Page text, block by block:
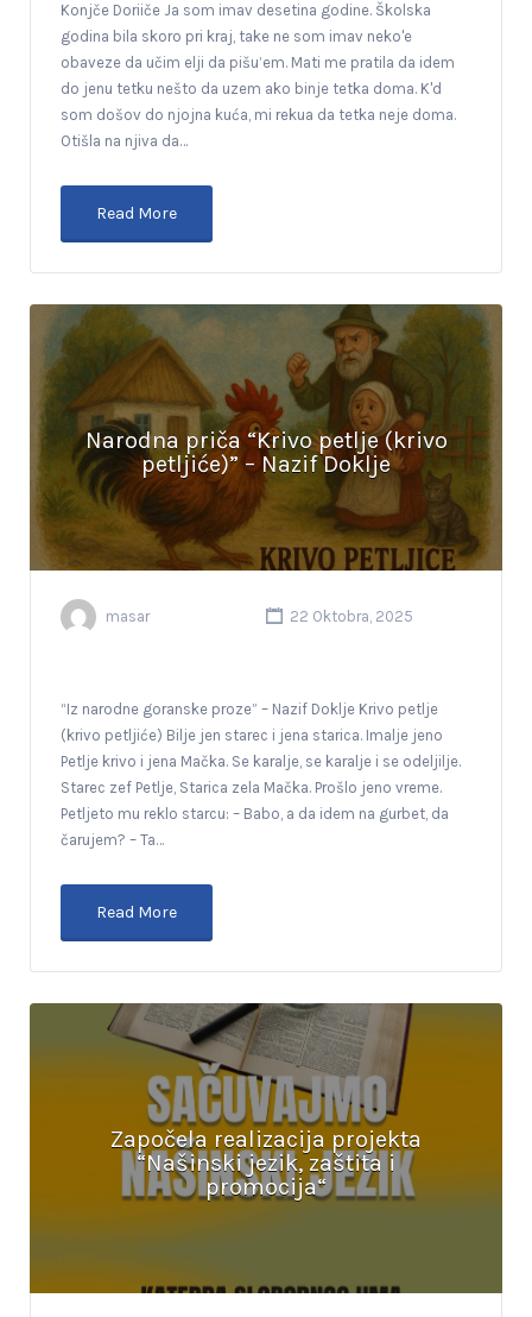
Konjče Doriiče Ja som imav desetina godine. Školska
godina bila skoro pri kraj, take ne som imav neko'e
obaveze da učim elji da pišu’em. Mati me pratila da idem
do jenu tetku nešto da uzem ako binje tetka doma. K'd
som došov do njojna kuća, mi rekua da tetka neje doma.
Otišla na njiva da…
Read More
Narodna priča “Krivo petlje (krivo
petljiće)” – Nazif Doklje
masar 22 Oktobra, 2025
“Iz narodne goranske proze” – Nazif Doklje Krivo petlje
(krivo petljiće) Bilje jen starec i jena starica. Imalje jeno
Petlje krivo i jena Mačka. Se karalje, se karalje i se odeljilje.
Starec zef Petlje, Starica zela Mačka. Prošlo jeno vreme.
Petljeto mu reklo starcu: – Babo, a da idem na gurbet, da
čarujem? – Ta…
Read More
Započela realizacija projekta
“Našinski jezik, zaštita i
promocija“